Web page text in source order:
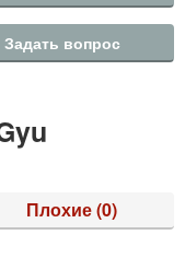
Задать вопрос
Плохие(0)